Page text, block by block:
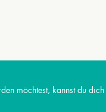
möchtest, kannst du dich